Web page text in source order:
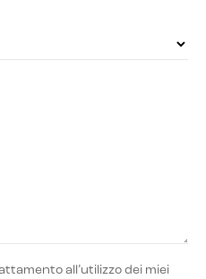
all’utilizzo dei miei